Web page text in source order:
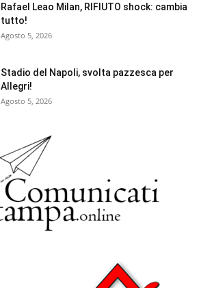
Rafael Leao Milan, RIFIUTO shock: cambia
tutto!
Agosto 5, 2026
Stadio del Napoli, svolta pazzesca per
Allegri!
Agosto 5, 2026